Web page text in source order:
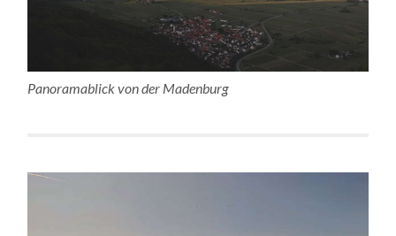
Panoramablick von der Madenburg